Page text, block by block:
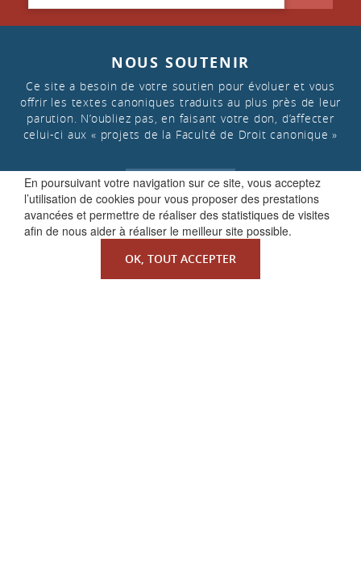
En poursuivant votre navigation sur ce site, vous acceptez
l’utilisation de cookies pour vous proposer des prestations
avancées et permettre de réaliser des statistiques de visites
afin de nous aider à réaliser le meilleur site possible.
OK, TOUT ACCEPTER
NOUS SOUTENIR
Ce site a besoin de votre soutien pour évoluer et vous
offrir les textes canoniques traduits au plus près de leur
parution. N’oubliez pas, en faisant votre don, d’affecter
celui-ci aux « projets de la Faculté de Droit canonique »
FAIRE UN DON